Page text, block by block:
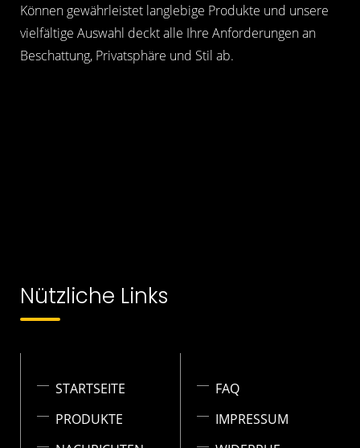
Können gewährleistet langlebige Produkte und unsere
vielfältige Auswahl deckt alle Ihre Anforderungen an
Beschattung, Privatsphäre und Stil ab.
Nützliche Links
STARTSEITE
PRODUKTE
FAQ
IMPRESSUM